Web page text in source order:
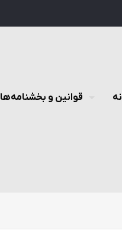
قوانین و بخشنامه‌ها